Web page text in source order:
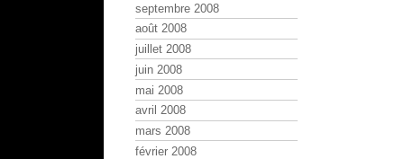
septembre 2008
août 2008
juillet 2008
juin 2008
mai 2008
avril 2008
mars 2008
février 2008